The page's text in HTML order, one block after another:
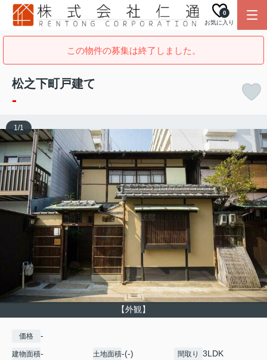
お気に入り
0
この物件の募集は終了しました。
松之下町戸建て
-
【外観】
1/1
価格 -
建物面積- 土地面積-(-) 間取り 3LDK